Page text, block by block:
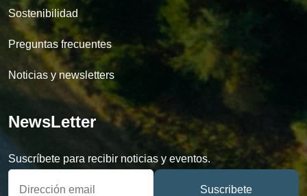
Sostenibilidad
Preguntas frecuentes
Noticias y newsletters
NewsLetter
Suscríbete para recibir noticias y eventos.
Suscribete